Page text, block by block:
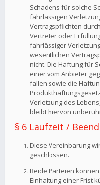
Schadens für solche
fahrlässigen
Vertragspflichten
Vertreter oder
fahrlässiger
wesentlichen
nicht. Die Haftung für
einer vom Anbieter
fallen sowie die
Verletzung des
bleibt hiervon
§ 6 Laufzeit /
Diese Vereinbarung
geschlossen.
Beide Parteien
Einhaltung einer Frist